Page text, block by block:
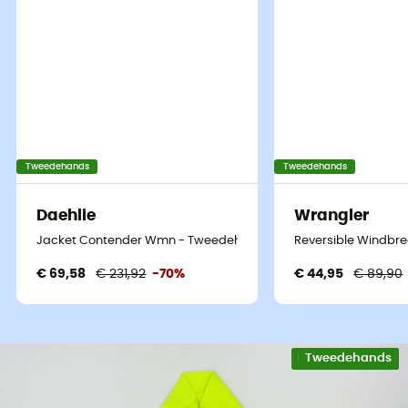
Tweedehands
Daehlie
Jacket Contender Wmn - Tweedehands Softshelljack - Dames
€ 69,58 € 231,92 -70%
Tweedehands
Wrangler
Reversible
€ 44,95 € 89,90
Eco-ontworpen
Tweedehands